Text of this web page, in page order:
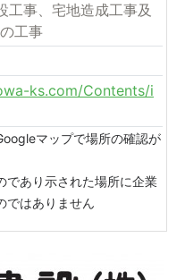
工事、宅地造成工事及
工事
ks.com/Contents/i
マップで場所の確認が
であり示された場所に企業
ではありません